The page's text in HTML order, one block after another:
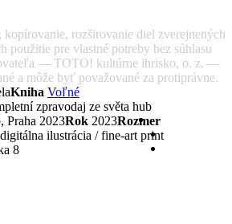
rozširovanie diel zverejnených
použitie pre vlastné potreby bez súhlasu
— TOTO! kultúrne ihrisko, o. z. —
a môže byť považované za protiprávne.
Kniha
zpravodaj ze světa hub
Praha 2023Rok 2023Rozmer
digitálna ilustrácia / fine-art print
8
Voľné